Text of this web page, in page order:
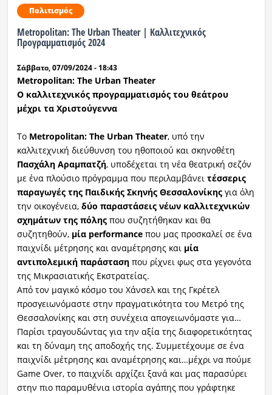
Πολιτισμός
Metropolitan: The Urban Theater | Καλλιτεχνικός
Προγραμματισμός 2024
Σάββατο, 07/09/2024 - 18:43
Metropolitan: The Urban Theater
Ο καλλιτεχνικός προγραμματισμός του θεάτρου
μέχρι τα Χριστούγεννα
Το Metropolitan: The Urban Theater, υπό την
καλλιτεχνική διεύθυνση του ηθοποιού και σκηνοθέτη
Πασχάλη Αραμπατζή, υποδέχεται τη νέα θεατρική σεζόν
με ένα πλούσιο πρόγραμμα που περιλαμβάνει τέσσερις
παραγωγές της Παιδικής Σκηνής Θεσσαλονίκηςγια όλη
την οικογένεια, δύο παραστάσεις νέων καλλιτεχνικών
σχημάτων της πόληςπου συζητήθηκαν και θα
συζητηθούν, μία performanceπου μας προσκαλεί σε ένα
παιχνίδι μέτρησης και αναμέτρησης και μία
αντιπολεμική παράστασηπου ρίχνει φως στα γεγονότα
της Μικρασιατικής Εκστρατείας.
Από τον μαγικό κόσμο του Χάνσελ και της Γκρέτελ
προσγειωνόμαστε στην πραγματικότητα του Μετρό της
Θεσσαλονίκης και στη συνέχεια απογειωνόμαστε για…
Παρίσι τραγουδώντας για την αξία της διαφορετικότητας
και τη δύναμη της αποδοχής της. Συμμετέχουμε σε ένα
παιχνίδι μέτρησης και αναμέτρησης και…μέχρι να πούμε
Game Over, το παιχνίδι αρχίζει ξανά και μας παρασύρει
στην πιο παραμυθένια ιστορία αγάπης που γράφτηκε